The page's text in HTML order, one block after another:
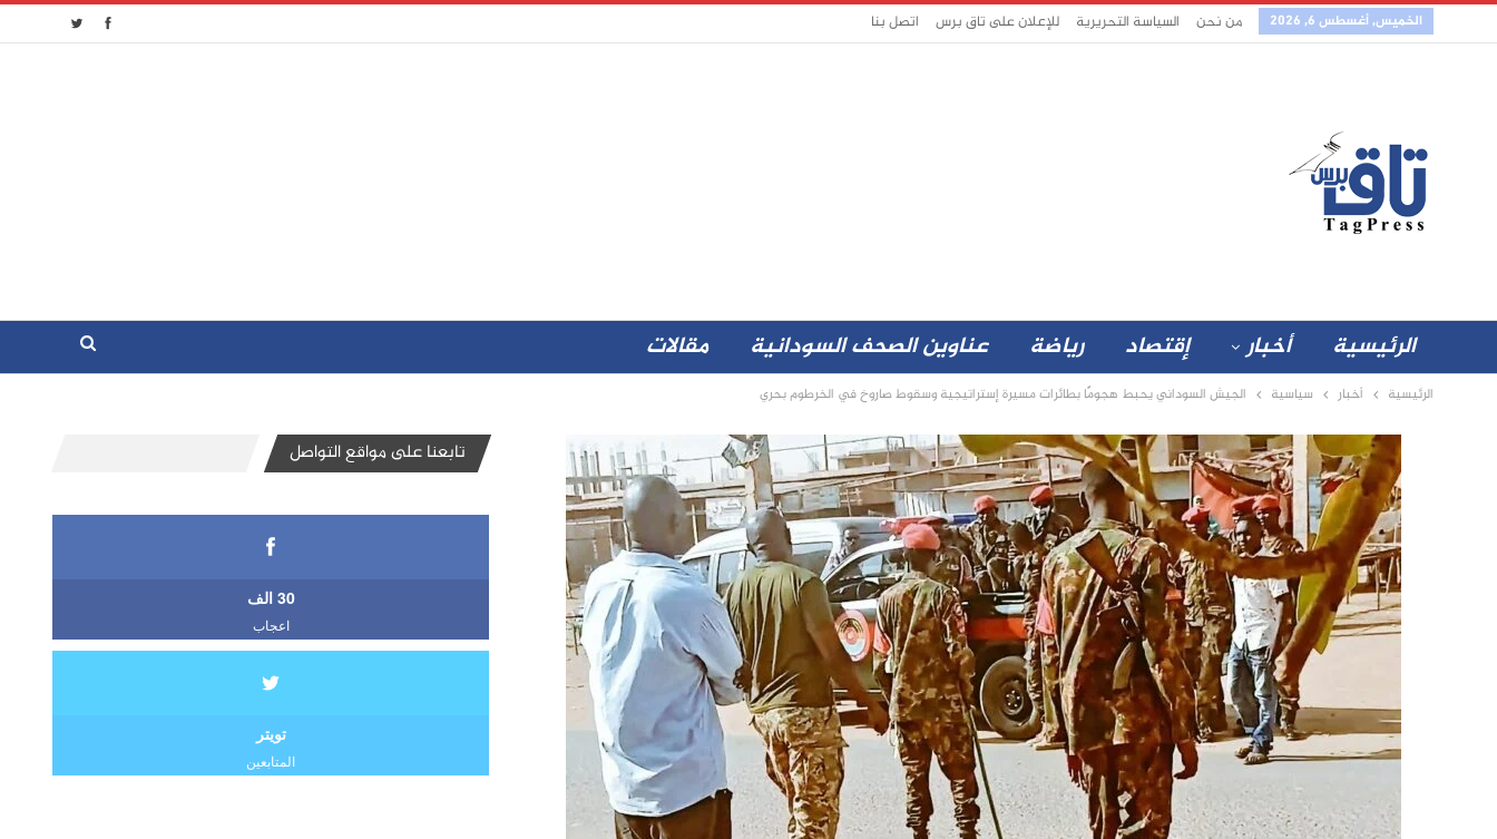
الخميس, أغسطس 6, 2026 من نحن السياسة التحريرية للإعلان على تاق برس اتصل بنا
الرئيسية أخبار إقتصاد رياضة عناوين الصحف السودانية مقالات
الرئيسية أخبار سياسية الجيش السوداني يحبط هجومًا بطائرات مسيرة إستراتيجية وسقوط صاروخ في الخرطوم بحري
تابعنا على مواقع التواصل
30 الف
اعجاب
تويتر
المتابعين